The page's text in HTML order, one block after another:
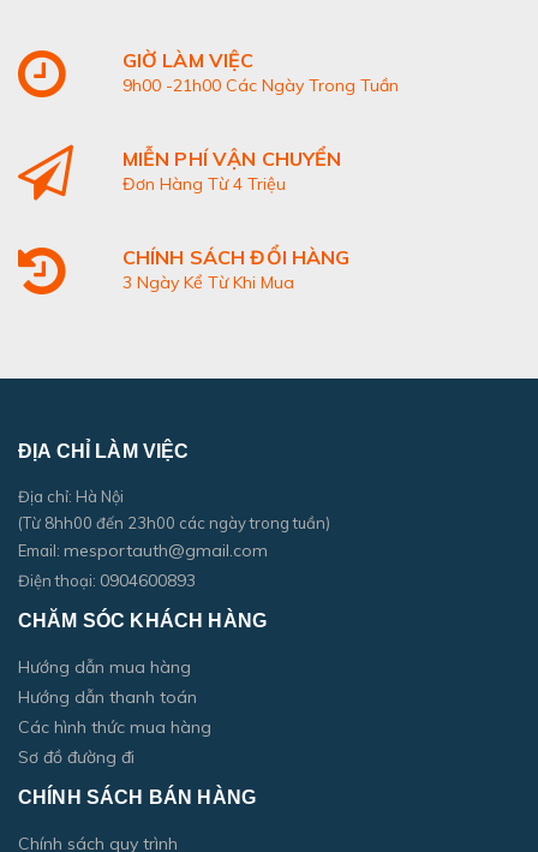
GIỜ LÀM VIỆC
9h00 -21h00 Các Ngày Trong Tuần
MIỄN PHÍ VẬN CHUYỂN
Đơn Hàng Từ 4 Triệu
CHÍNH SÁCH ĐỔI HÀNG
3 Ngày Kể Từ Khi Mua
ĐỊA CHỈ LÀM VIỆC
Địa chỉ: Hà Nội
(Từ 8hh00 đến 23h00 các ngày trong tuần)
Email: mesportauth@gmail.com
Điện thoại: 0904600893
CHĂM SÓC KHÁCH HÀNG
Hướng dẫn mua hàng
Hướng dẫn thanh toán
Các hình thức mua hàng
Sơ đồ đường đi
CHÍNH SÁCH BÁN HÀNG
Chính sách quy trình